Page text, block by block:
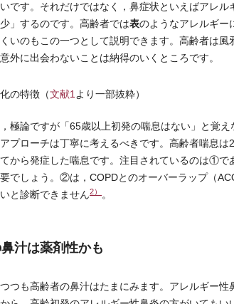
です。それだけではなく，鼻症状といえばアレ
」するのです。高齢者では表のようなアレルギー
いのもこの一つとして説明できます。高齢者は
外に出会わないことは納得のいくところです。
の特徴（文献1 より一部抜粋）
極論ですが「65歳以上初発の喘息はない」と覚
プローチは丁寧に考えるべきです。高齢者喘息
から発症した喘息です。注目されているのは①
でしょう。②は，COPDとのオーバーラップ（
と診断できません2） 。
汁は薬剤性かも
つも高齢者の鼻汁はたまにみます。アレルギー